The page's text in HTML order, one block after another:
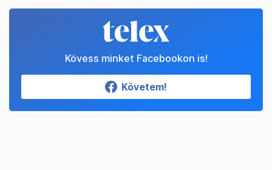
Kövess minket Facebookon is!
Követem!